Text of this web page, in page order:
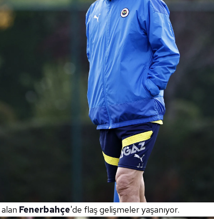
Fenerbahçe'de flaş gelişmeler yaşanıyor.